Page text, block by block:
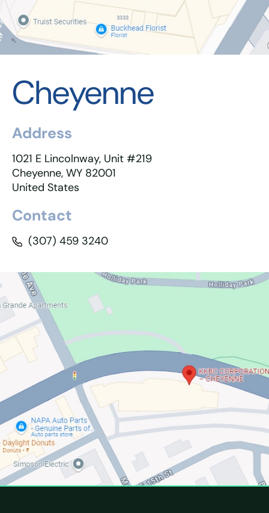
Cheyenne
Address
1021 E Lincolnway, Unit #219
Cheyenne, WY 82001
United States
Contact
(307) 459 3240